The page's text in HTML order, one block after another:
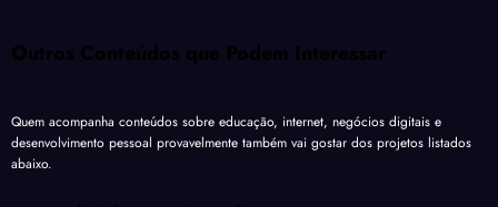
Outros Conteúdos que Podem Interessar
Quem acompanha conteúdos sobre educação, internet, negócios digitais e
desenvolvimento pessoal provavelmente também vai gostar dos projetos listados
abaixo.